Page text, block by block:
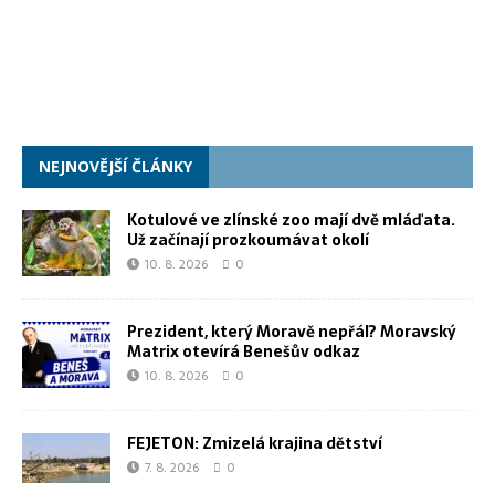
NEJNOVĚJŠÍ ČLÁNKY
Kotulové ve zlínské zoo mají dvě mláďata.
Už začínají prozkoumávat okolí
10. 8. 2026 0
Prezident, který Moravě nepřál? Moravský
Matrix otevírá Benešův odkaz
10. 8. 2026 0
FEJETON: Zmizelá krajina dětství
7. 8. 2026 0